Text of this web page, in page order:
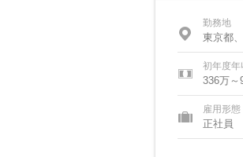
勤務地
東京都
初年度年
336万～
雇用形態
正社員